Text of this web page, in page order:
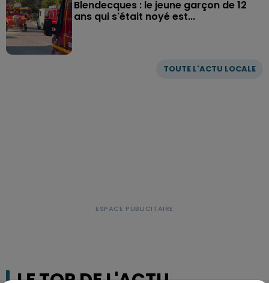
TOUTE L'ACTU LOCALE
Blendecques : le jeune garçon de 12
ans qui s'était noyé est...